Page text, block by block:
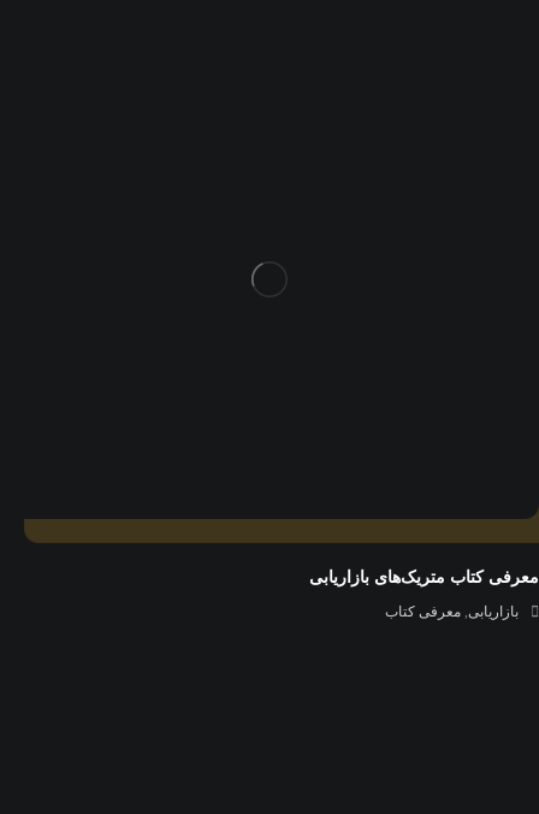
معرفی کتاب متریک‌های بازاریابی
بازاریابی, معرفی کتاب